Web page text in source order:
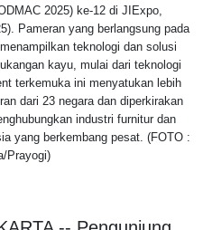
2025) ke-12 di JIExpo,
Pameran yang berlangsung pada
teknologi dan solusi
kayu, mulai dari teknologi
terkemuka ini menyatukan lebih
dari 23 negara dan diperkirakan
industri furnitur dan
yang berkembang pesat. (FOTO :
Prayogi)